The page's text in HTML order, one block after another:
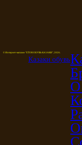
© Интернет-магазин "ETOR ОБУВЬ КАЗАКИ", 2026.
Казаки обувь
О